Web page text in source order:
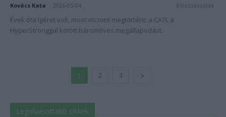
Kovács Kata 2026-05-04 0 hozzászólás
Évek óta ígéret volt, most viszont megtörtént: a CATL a
HyperStronggal kötött hároméves megállapodást.
1 2 3
Legolvasottabb cikkek